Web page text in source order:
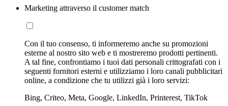
Marketing attraverso il customer match
Con il tuo consenso, ti informeremo anche su promozioni
esterne al nostro sito web e ti mostreremo prodotti pertinenti.
A tal fine, confrontiamo i tuoi dati personali crittografati con i
seguenti fornitori esterni e utilizziamo i loro canali pubblicitari
online, a condizione che tu utilizzi già i loro servizi:
Bing, Criteo, Meta, Google, LinkedIn, Printerest, TikTok